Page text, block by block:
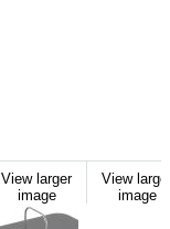
View larger
image
View
image